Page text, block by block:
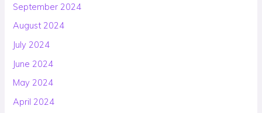
September 2024
August 2024
July 2024
June 2024
May 2024
April 2024